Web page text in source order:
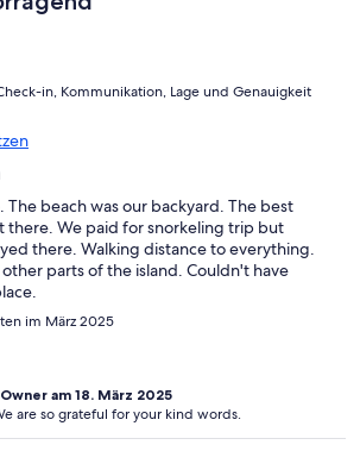
in, Kommunikation, Lage und Genauigkeit
The beach was our backyard. The best
there. We paid for snorkeling trip but
there. Walking distance to everything.
parts of the island. Couldn't have
im März 2025
am 18. März 2025
are so grateful for your kind words.